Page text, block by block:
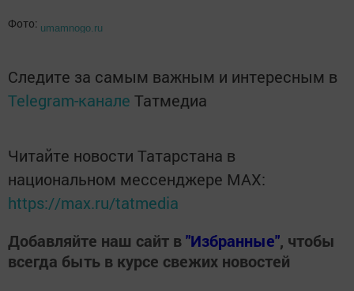
Фото: umamnogo.ru
Следите за самым важным и интересным в
Telegram-канале Татмедиа
Читайте новости Татарстана в
национальном мессенджере MАХ:
https://max.ru/tatmedia
Добавляйте наш сайт в"Избранные", чтобы
всегда быть в курсе свежих новостей